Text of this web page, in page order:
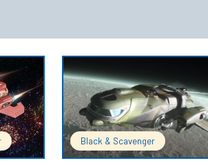
WARENKORB
Black & Scavenger